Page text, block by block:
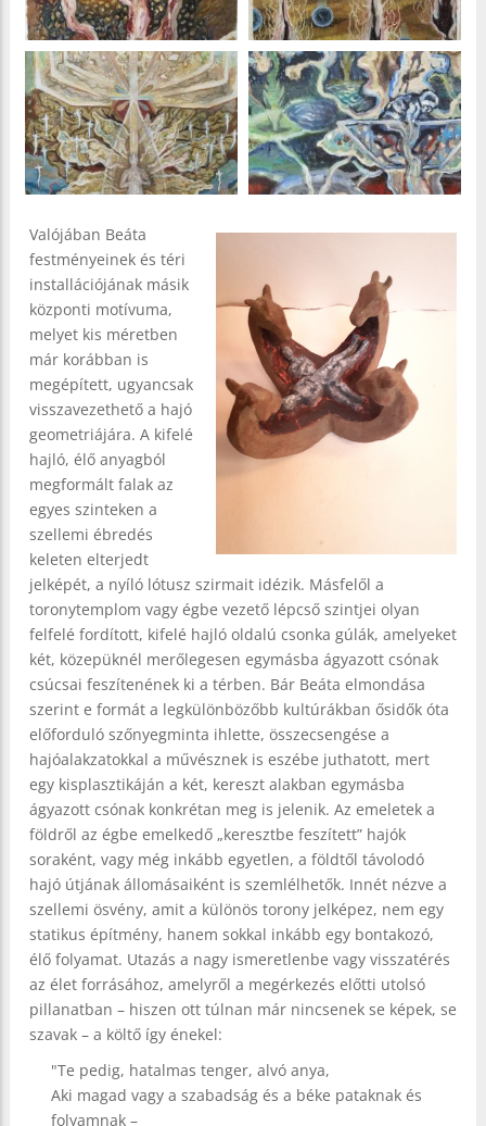
Valójában Beáta
festményeinek és téri
installációjának másik
központi motívuma,
melyet kis méretben
már korábban is
megépített, ugyancsak
visszavezethető a hajó
geometriájára. A kifelé
hajló, élő anyagból
megformált falak az
egyes szinteken a
szellemi ébredés
keleten elterjedt
jelképét, a nyíló lótusz szirmait idézik. Másfelől a
toronytemplom vagy égbe vezető lépcső szintjei olyan
felfelé fordított, kifelé hajló oldalú csonka gúlák, amelyeket
két, közepüknél merőlegesen egymásba ágyazott csónak
csúcsai feszítenének ki a térben. Bár Beáta elmondása
szerint e formát a legkülönbözőbb kultúrákban ősidők óta
előforduló szőnyegminta ihlette, összecsengése a
hajóalakzatokkal a művésznek is eszébe juthatott, mert
egy kisplasztikáján a két, kereszt alakban egymásba
ágyazott csónak konkrétan meg is jelenik. Az emeletek a
földről az égbe emelkedő „keresztbe feszített” hajók
soraként, vagy még inkább egyetlen, a földtől távolodó
hajó útjának állomásaiként is szemlélhetők. Innét nézve a
szellemi ösvény, amit a különös torony jelképez, nem egy
statikus építmény, hanem sokkal inkább egy bontakozó,
élő folyamat. Utazás a nagy ismeretlenbe vagy visszatérés
az élet forrásához, amelyről a megérkezés előtti utolsó
pillanatban – hiszen ott túlnan már nincsenek se képek, se
szavak – a költő így énekel:
"Te pedig, hatalmas tenger, alvó anya,
Aki magad vagy a szabadság és a béke pataknak és
folyamnak –